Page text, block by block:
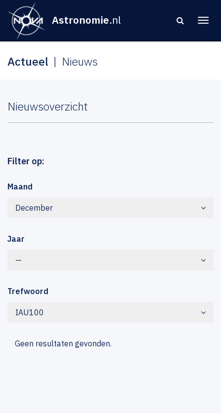
Astronomie.nl
Actueel Nieuws
Nieuwsoverzicht
Filter op:
Maand
December
Jaar
—
Trefwoord
IAU100
Geen resultaten gevonden.